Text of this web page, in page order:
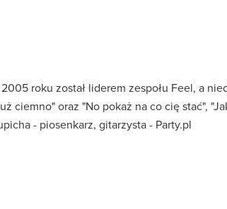
roku został liderem zespołu Feel, a
ciemno" oraz "No pokaż na co cię stać",
- piosenkarz, gitarzysta - Party.pl